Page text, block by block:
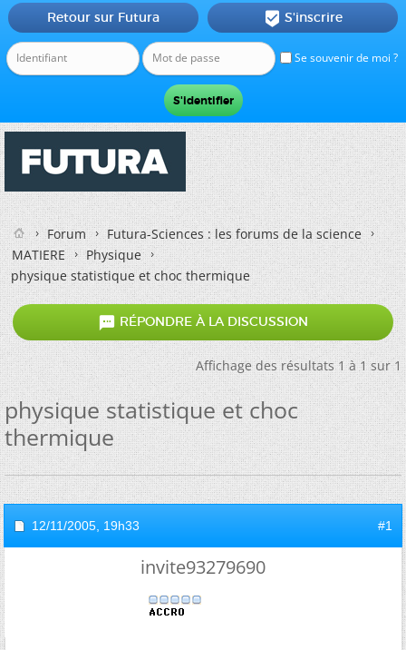
Se souvenir de moi ?
Retour sur Futura  S'inscrire
Forum
Futura-Sciences : les forums de la science
MATIERE
Physique
physique statistique et choc thermique
 RÉPONDRE À LA DISCUSSION
Affichage des résultats 1 à 1 sur 1
physique statistique et choc
thermique
12/11/2005, 19h33 #1
invite93279690